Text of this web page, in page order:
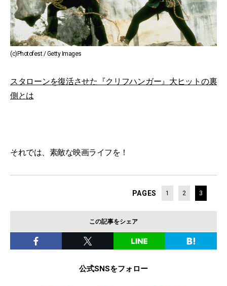
(c)Photofest / Getty Images
スタローンを復活させた『クリフハンガー』大ヒットの裏
側とは
それでは、素敵な映画ライフを！
PAGES 1 2 3
この記事をシェア
公式SNSをフォロー